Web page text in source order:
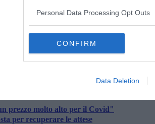
Personal Data Processing Opt Outs
CONFIRM
Data Deletion
principali della Toscana iscriviti alla
20:00 direttamente nella tua casella di posta.
anche:
prezzo molto alto per il Covid"
per recuperare le attese